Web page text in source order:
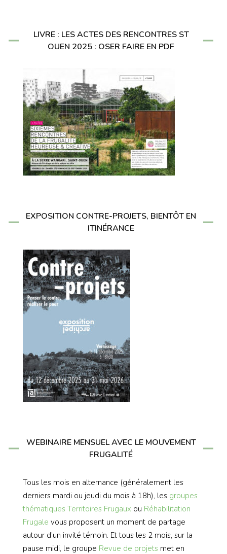
LIVRE : LES ACTES DES RENCONTRES ST
OUEN 2025 : OSER FAIRE EN PDF
EXPOSITION CONTRE-PROJETS, BIENTÔT EN
ITINÉRANCE
WEBINAIRE MENSUEL AVEC LE MOUVEMENT
FRUGALITÉ
Tous les mois en alternance (généralement les
derniers mardi ou jeudi du mois à 18h), les groupes
thématiques Territoires Frugaux ou Réhabilitation
Frugale vous proposent un moment de partage
autour d’un invité témoin. Et tous les 2 mois, sur la
pause midi, le groupe Revue de projets met en